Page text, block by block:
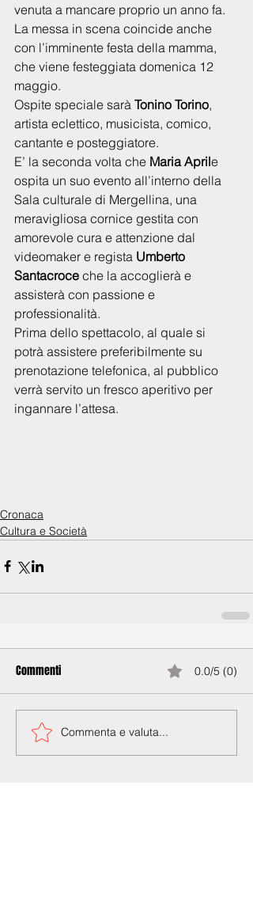
venuta a mancare proprio un anno fa.
La messa in scena coincide anche
con l’imminente festa della mamma,
che viene festeggiata domenica 12
maggio.
Ospite speciale sarà Tonino Torino,
artista eclettico, musicista, comico,
cantante e posteggiatore.
E’ la seconda volta che Maria Aprile
ospita un suo evento all’interno della
Sala culturale di Mergellina, una
meravigliosa cornice gestita con
amorevole cura e attenzione dal
videomaker e regista Umberto
Santacroce che la accoglierà e
assisterà con passione e
professionalità.
Prima dello spettacolo, al quale si
potrà assistere preferibilmente su
prenotazione telefonica, al pubblico
verrà servito un fresco aperitivo per
ingannare l’attesa.
Cronaca
Cultura e Società
Commenti 0.0/5 (0)
Commenta e valuta...